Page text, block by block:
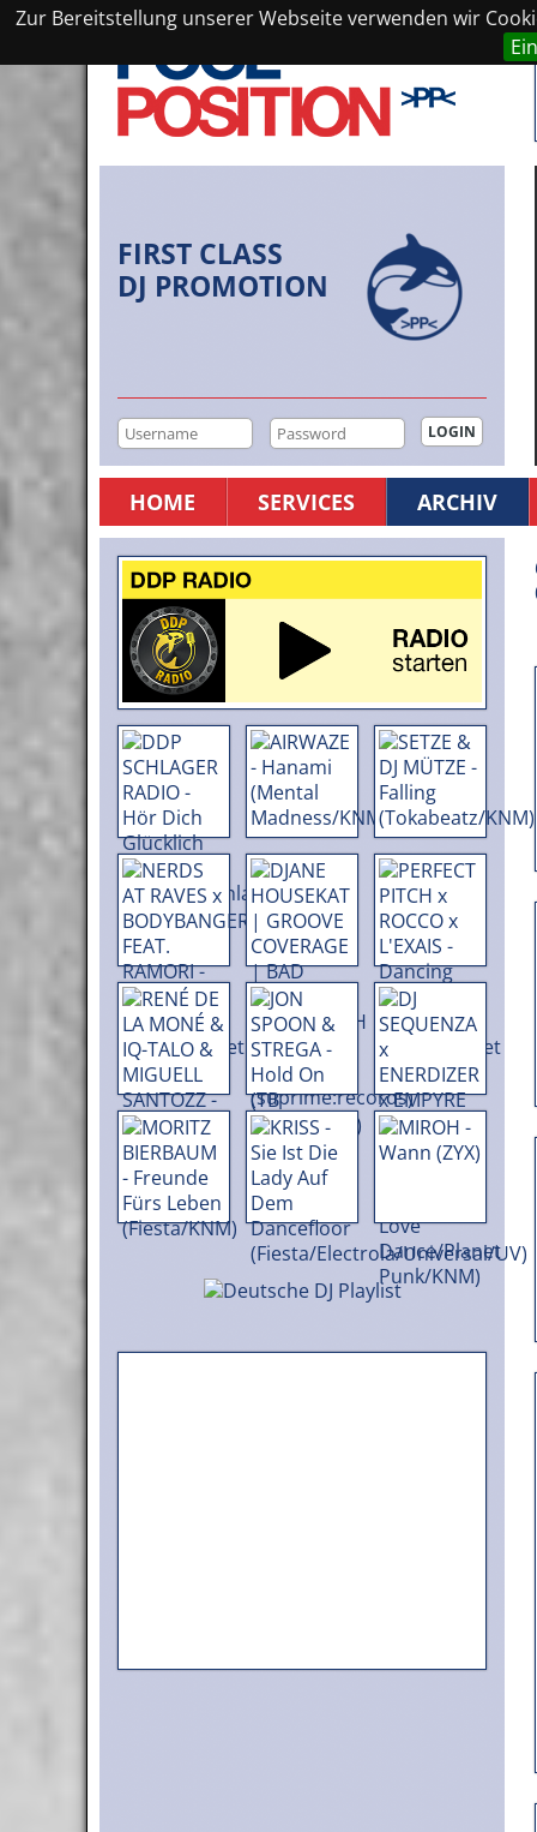
Zur Bereitstellung unserer Webseite verwenden wir
FIRST CLASS
DJ PROMOTION
HOME SERVICES ARCHIV